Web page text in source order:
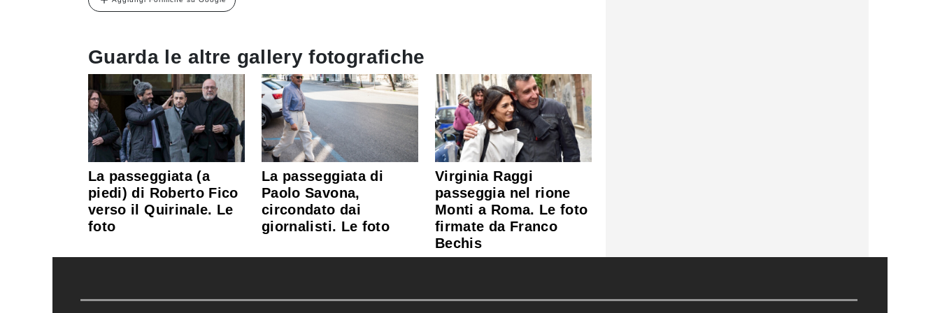
Guarda le altre gallery fotografiche
La passeggiata (a
piedi) di Roberto Fico
verso il Quirinale. Le
foto
La passeggiata di
Paolo Savona,
circondato dai
giornalisti. Le foto
Virginia Raggi
passeggia nel rione
Monti a Roma. Le foto
firmate da Franco
Bechis